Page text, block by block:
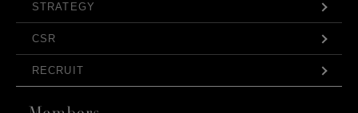
STRATEGY
CSR
RECRUIT